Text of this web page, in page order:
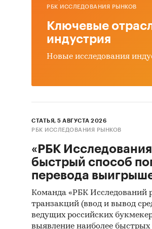
РБК ИССЛЕДОВАНИЯ РЫНКОВ
Ключевые
индустрия
Новые исследования
СТАТЬЯ, 5 АВГУСТА 2026
РБК ИССЛЕДОВАНИЯ РЫНКОВ
«РБК
быстрый способ
перевода
Команда «РБК Исследований
транзакций (ввод и вывод
ведущих российских
выявление наиболее быстрых